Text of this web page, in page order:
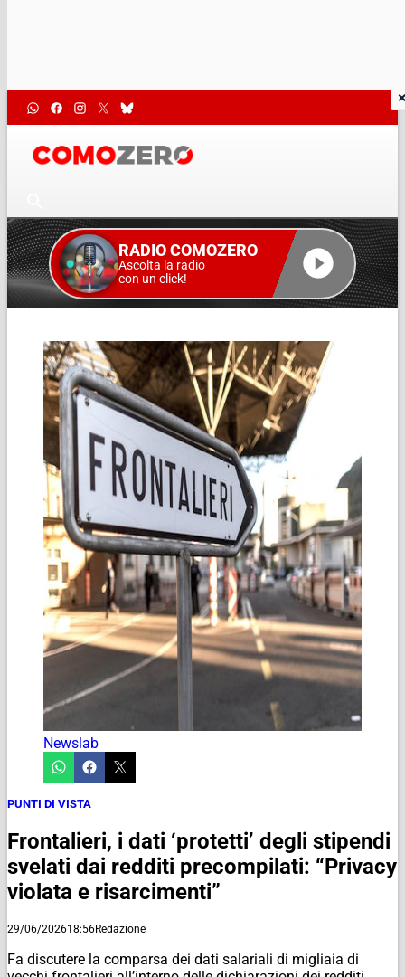
RADIO COMOZERO
Ascolta la radio
con un click!
Newslab
PUNTI DI VISTA
Frontalieri, i dati ‘protetti’ degli stipendi
svelati dai redditi precompilati: “Privacy
violata e risarcimenti”
29/06/202618:56Redazione
Fa discutere la comparsa dei dati salariali di migliaia di